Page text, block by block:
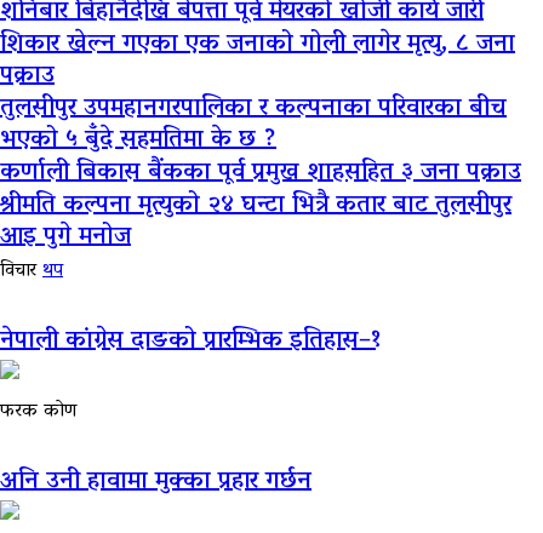
शनिबार बिहानैदेखि बेपत्ता पूर्व मेयरको खोजी कार्य जारी
शिकार खेल्न गएका एक जनाको गोली लागेर मृत्यु, ८ जना
पक्राउ
तुलसीपुर उपमहानगरपालिका र कल्पनाका परिवारका बीच
भएको ५ बुँदे सहमतिमा के छ ?
कर्णाली बिकास बैंकका पूर्व प्रमुख शाहसहित ३ जना पक्राउ
श्रीमति कल्पना मृत्युको २४ घन्टा भित्रै कतार बाट तुलसीपुर
आइ पुगे मनोज
विचारथप
नेपाली कांग्रेस दाङको प्रारम्भिक इतिहास–१
फरक कोण
अनि उनी हावामा मुक्का प्रहार गर्छन